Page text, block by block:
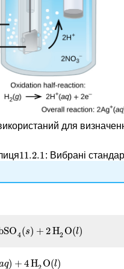
для
11.2.1
11.2.1: Вибрані
4(s) + 2H2 O(l)
s)+2H2O(l )
q) + 4H2 O(l)
H2 O( l)